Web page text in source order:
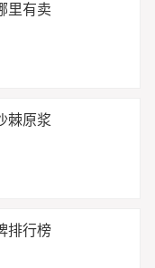
里有卖
棘原浆
排行榜